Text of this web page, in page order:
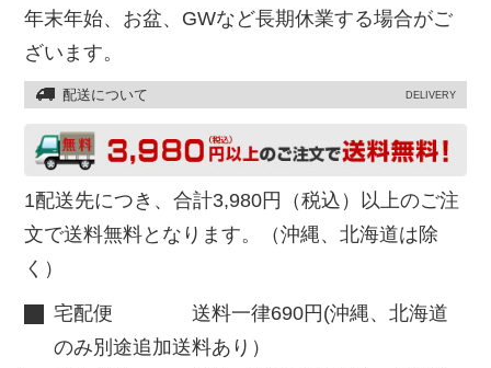
年末年始、お盆、GWなど長期休業する場合がご
ざいます。
配送について DELIVERY
1配送先につき、合計3,980円（税込）以上のご注
文で送料無料となります。（沖縄、北海道は除
く）
宅配便 送料一律690円(沖縄、北海道
のみ別途追加送料あり）